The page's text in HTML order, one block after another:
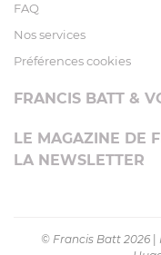
FAQ
Nos services
Préférences cookies
FRANCIS BATT &
LE MAGAZINE DE
LA NEWSLETTER
© Francis Batt 2026